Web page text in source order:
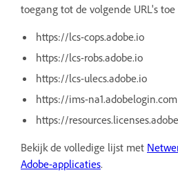
toegang tot de volgende URL's
https://lcs-cops.adobe.io
https://lcs-robs.adobe.io
https://lcs-ulecs.adobe.io
https://ims-na1.adobelogin.com
https://
Bekijk de volledige lijst met
Adobe-applicaties.